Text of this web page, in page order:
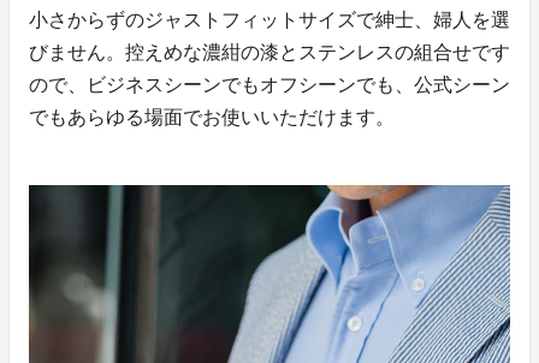
小さからずのジャストフィットサイズで紳士、婦人を選
びません。控えめな濃紺の漆とステンレスの組合せです
ので、ビジネスシーンでもオフシーンでも、公式シーン
でもあらゆる場面でお使いいただけます。